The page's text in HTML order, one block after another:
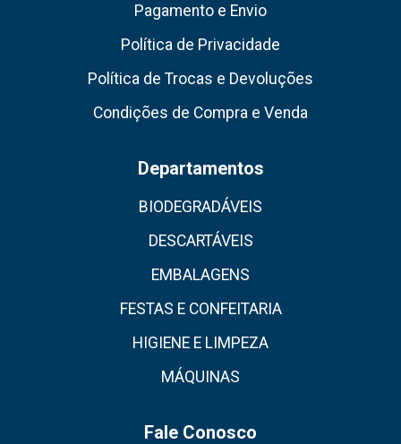
Pagamento e Envio
Política de Privacidade
Política de Trocas e Devoluções
Condições de Compra e Venda
Departamentos
BIODEGRADÁVEIS
DESCARTÁVEIS
EMBALAGENS
FESTAS E CONFEITARIA
HIGIENE E LIMPEZA
MÁQUINAS
Fale Conosco